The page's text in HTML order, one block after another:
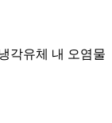
각유체 내 오염물